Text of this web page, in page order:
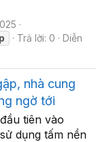
Trả lời: 0
Diễn
nhà cung
ngờ tới
tiên vào
dụng tấm nền